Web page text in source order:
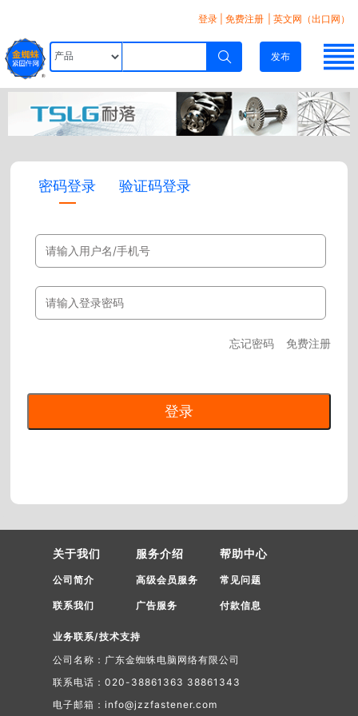
登录 免费注册 | 英文网（出口网）
发布
密码登录 验证码登录
忘记密码 免费注册
关于我们
公司简介
联系我们
服务介绍
高级会员服务
广告服务
帮助中心
常见问题
付款信息
业务联系/技术支持
公司名称：广东金蜘蛛电脑网络有限公司
联系电话：020-38861363 38861343
电子邮箱：info@jzzfastener.com